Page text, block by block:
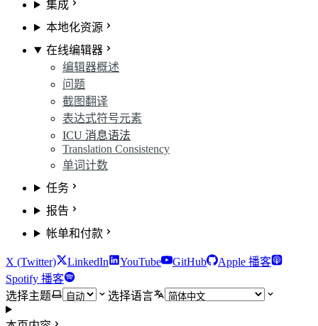
集成
本地化资源
在线编辑器
编辑器概述
问题
截图翻译
表达式符号元素
ICU 消息语法
Translation Consistency
单词计数
任务
报告
帐单和付款
X (Twitter) LinkedIn YouTube GitHub
Apple 播客
Spotify 播客
选择主题
选择语言